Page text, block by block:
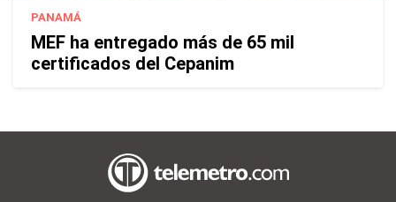
PANAMÁ
MEF ha entregado más de 65 mil
certificados del Cepanim